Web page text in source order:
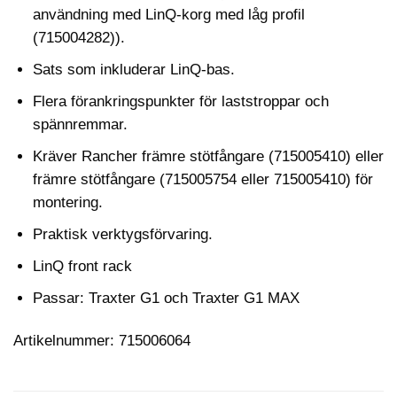
användning med LinQ-korg med låg profil
(715004282)).
Sats som inkluderar LinQ-bas.
Flera förankringspunkter för laststroppar och
spännremmar.
Kräver Rancher främre stötfångare (715005410) eller
främre stötfångare (715005754 eller 715005410) för
montering.
Praktisk verktygsförvaring.
LinQ front rack
Passar: Traxter G1 och Traxter G1 MAX
Artikelnummer: 715006064